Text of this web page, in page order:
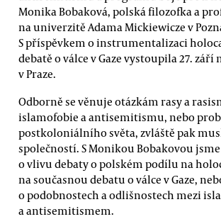
Monika Bobaková, polská filozofka a
na univerzitě Adama Mickiewicze v
S příspěvkem o instrumentalizaci
debatě o válce v Gaze vystoupila 27.
v Praze.
Odborně se věnuje otázkám rasy a
islamofobie a antisemitismu, nebo
postkoloniálního světa, zvláště pak
společností. S Monikou Bobakovou
o vlivu debaty o polském podílu na
na současnou debatu o válce v Gaze,
o podobnostech a odlišnostech mezi
a antisemitismem.